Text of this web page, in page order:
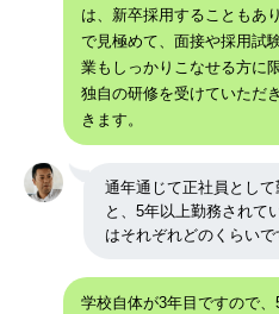
は、新卒採用することもあ
で見極めて、面接や採用試
業もしっかりこなせる方に
独自の研修を受けていただ
きます。
通年通じて正社員とし
と、5年以上勤務されて
はそれぞれどのくらいで
学校自体が3年目ですので